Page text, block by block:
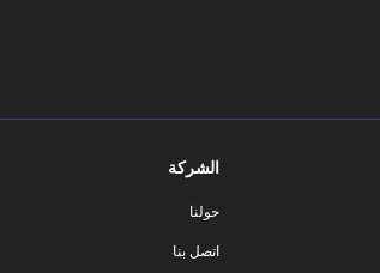
الشركة
حولنا
اتصل بنا